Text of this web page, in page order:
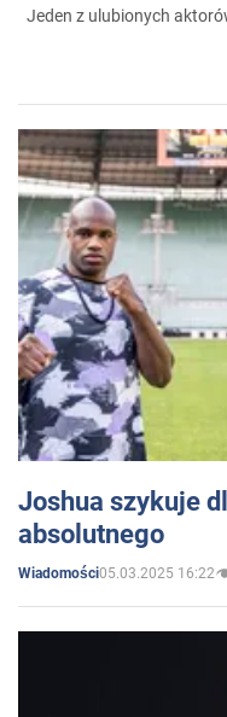
Jeden z ulubionych
Joshua szykuje
absolutnego
Wiadomości05.03.2025 16:22